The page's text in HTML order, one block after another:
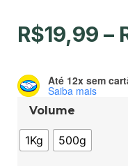
R$19,99 –
Até 12x sem
Saiba mais
Volume
1Kg 500g